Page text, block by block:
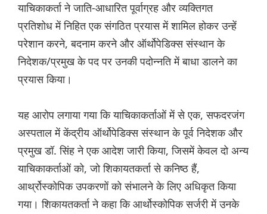
याचिकाकर्ता ने जाति-आधारित पूर्वाग्रह और व्यक्तिगत
प्रतिशोध में निहित एक संगठित प्रयास में शामिल होकर उन्हें
परेशान करने, बदनाम करने और ऑर्थोपेडिक्स संस्थान के
निदेशक/प्रमुख के पद पर उनकी पदोन्नति में बाधा डालने का
प्रयास किया।
यह आरोप लगाया गया कि याचिकाकर्ताओं में से एक, सफदरजंग
अस्पताल में केंद्रीय ऑर्थोपेडिक्स संस्थान के पूर्व निदेशक और
प्रमुख डॉ. सिंह ने एक आदेश जारी किया, जिसमें केवल दो अन्य
याचिकाकर्ताओं को, जो शिकायतकर्ता से कनिष्ठ हैं,
आर्थ्रोस्कोपिक उपकरणों को संभालने के लिए अधिकृत किया
गया। शिकायतकर्ता ने कहा कि आर्थोस्कोपिक सर्जरी में उनके